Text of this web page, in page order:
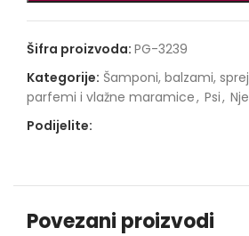
Šifra proizvoda: PG-3239
Kategorije: Šamponi, balzami,
parfemi i vlažne maramice, Psi,
Podijelite:
Povezani proizvodi